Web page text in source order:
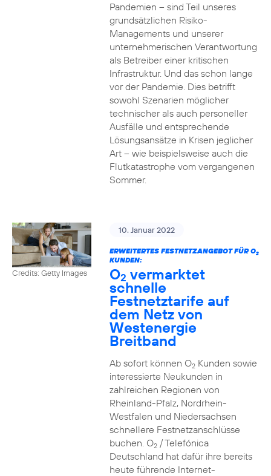
Pandemien – sind Teil unseres
grundsätzlichen Risiko-
Managements und unserer
unternehmerischen Verantwortung
als Betreiber einer kritischen
Infrastruktur. Und das schon lange
vor der Pandemie. Dies betrifft
sowohl Szenarien möglicher
technischer als auch personeller
Ausfälle und entsprechende
Lösungsansätze in Krisen jeglicher
Art – wie beispielsweise auch die
Flutkatastrophe vom vergangenen
Sommer.
Credits: Getty Images
10. Januar 2022
ERWEITERTES FESTNETZANGEBOT FÜR O2
KUNDEN:
O2 vermarktet
schnelle
Festnetztarife auf
dem Netz von
Westenergie
Breitband
Ab sofort können O2Kunden sowie
interessierte Neukunden in
zahlreichen Regionen von
Rheinland-Pfalz, Nordrhein-
Westfalen und Niedersachsen
schnellere Festnetzanschlüsse
buchen. O2/ Telefónica
Deutschland hat dafür ihre bereits
heute führende Internet-